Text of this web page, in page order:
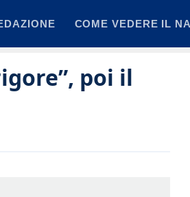
COME VEDERE IL
poi il